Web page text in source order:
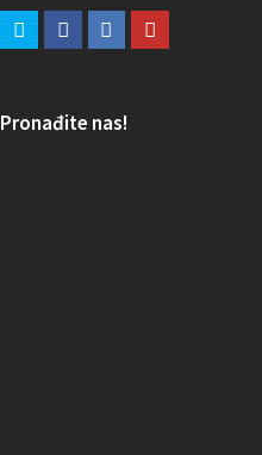
Pronađite nas!